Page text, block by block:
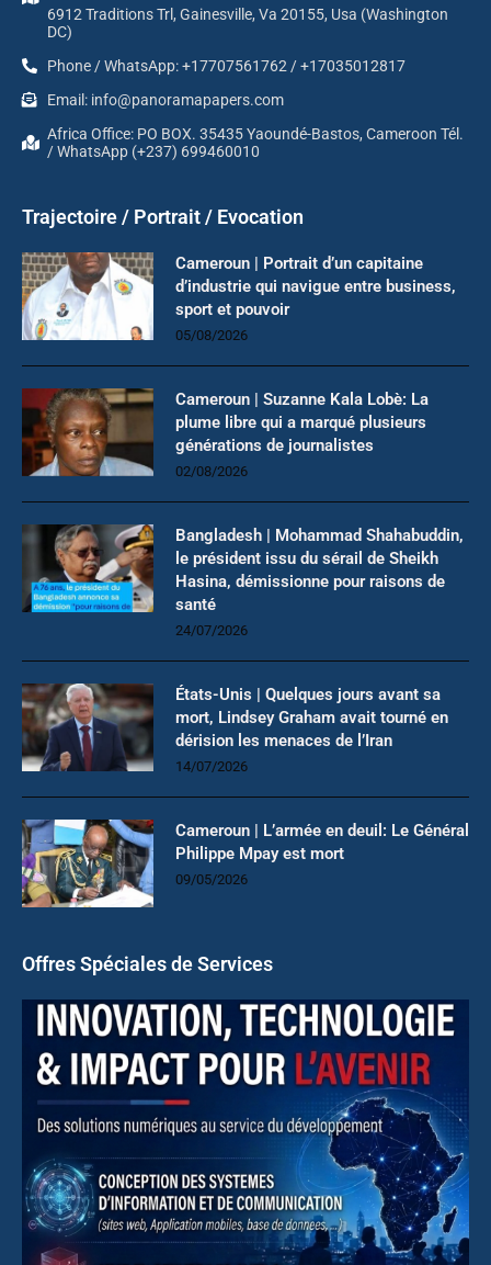
6912 Traditions Trl, Gainesville, Va 20155, Usa (Washington
DC)
Phone / WhatsApp: +17707561762 / +17035012817
Email: info@panoramapapers.com
Africa Office: PO BOX. 35435 Yaoundé-Bastos, Cameroon Tél.
/ WhatsApp (+237) 699460010
Trajectoire / Portrait / Evocation
Cameroun | Portrait d’un capitaine
d’industrie qui navigue entre business,
sport et pouvoir
05/08/2026
Cameroun | Suzanne Kala Lobè: La
plume libre qui a marqué plusieurs
générations de journalistes
02/08/2026
Bangladesh | Mohammad Shahabuddin,
le président issu du sérail de Sheikh
Hasina, démissionne pour raisons de
santé
24/07/2026
États-Unis | Quelques jours avant sa
mort, Lindsey Graham avait tourné en
dérision les menaces de l’Iran
14/07/2026
Cameroun | L’armée en deuil: Le Général
Philippe Mpay est mort
09/05/2026
Offres Spéciales de Services